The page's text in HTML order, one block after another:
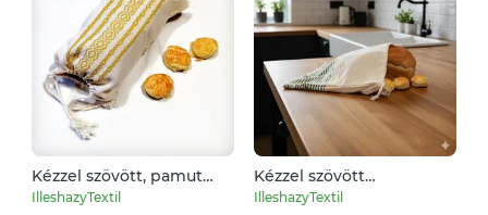
Kézzel szövött, pamut
kenyereszsák - 0,5 kg
IlleshazyTextil
Kézzel szövött
kenyereszsák - 1 kg
IlleshazyTextil